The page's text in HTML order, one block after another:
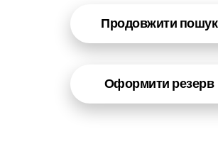
Продовжити пошук
Оформити резерв